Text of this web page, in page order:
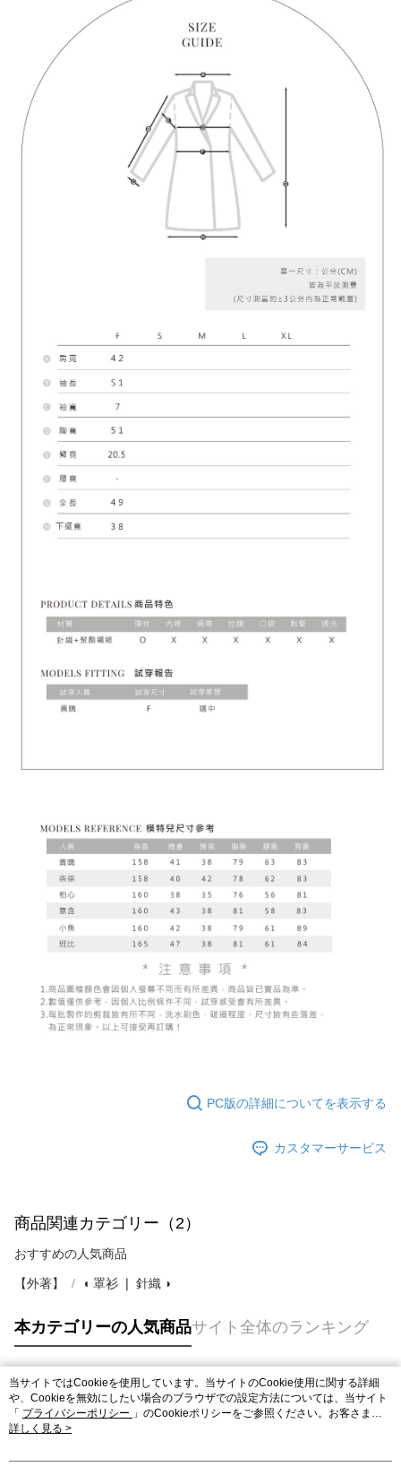
PC版の詳細についてを表示する
カスタマーサービス
商品関連カテゴリー（2）
おすすめの人気商品
【外著】 ◖ 罩衫 ❘ 針織 ◗
本カテゴリーの人気商品サイト全体のランキング
人気タグ
当サイトではCookieを使用しています。当サイトのCookie使用に関する詳細
や、Cookieを無効にしたい場合のブラウザでの設定方法については、当サイト
「 プライバシーポリシー 」のCookieポリシーをご参照ください。お客さま
が、当サイトを引き続き使用される場合、当社がサイト利用規約のCookieポリ
詳しく見る >